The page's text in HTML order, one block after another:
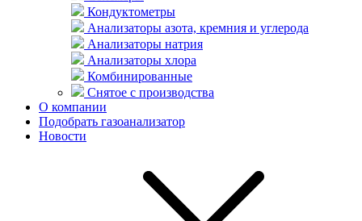
Кондуктометры
Анализаторы азота, кремния и углерода
Анализаторы натрия
Анализаторы хлора
Комбинированные
Снятое с производства
О компании
Подобрать газоанализатор
Новости